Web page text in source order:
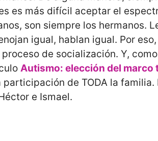
es más difícil aceptar el
son siempre los hermanos.
igual, hablan igual. Por
de socialización. Y,
Autismo: elección del marco
de TODA la familia.
e Ismael.